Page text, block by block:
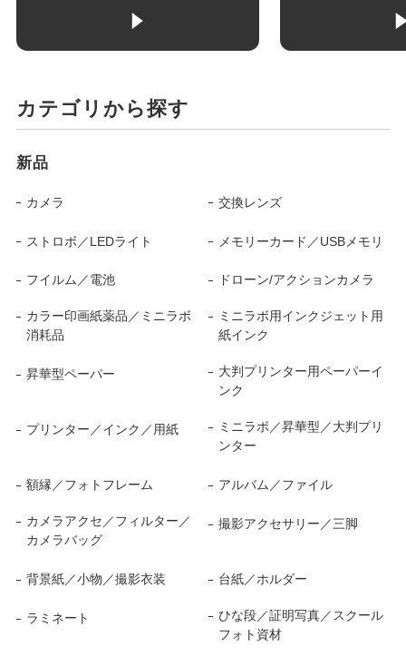
カテゴリから探す
新品
カメラ 交換レンズ
ストロボ／LEDライト メモリーカード／USBメモリ
フイルム／電池 ドローン/アクションカメラ
カラー印画紙薬品／ミニラボ
消耗品
ミニラボ用インクジェット用
紙インク
昇華型ペーパー
大判プリンター用ペーパーイ
ンク
プリンター／インク／用紙
ミニラボ／昇華型／大判プリ
ンター
額縁／フォトフレーム アルバム／ファイル
カメラアクセ／フィルター／
カメラバッグ
撮影アクセサリー／三脚
背景紙／小物／撮影衣装 台紙／ホルダー
ラミネート
ひな段／証明写真／スクール
フォト資材